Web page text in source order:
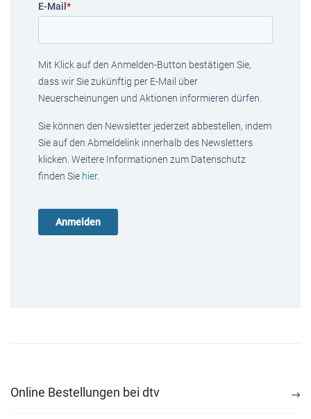
E-Mail *
Mit Klick auf den Anmelden-Button bestätigen Sie,
dass wir Sie zukünftig per E-Mail über
Neuerscheinungen und Aktionen informieren dürfen.
Sie können den Newsletter jederzeit abbestellen, indem
Sie auf den Abmeldelink innerhalb des Newsletters
klicken. Weitere Informationen zum Datenschutz
finden Sie hier.
Online Bestellungen bei dtv